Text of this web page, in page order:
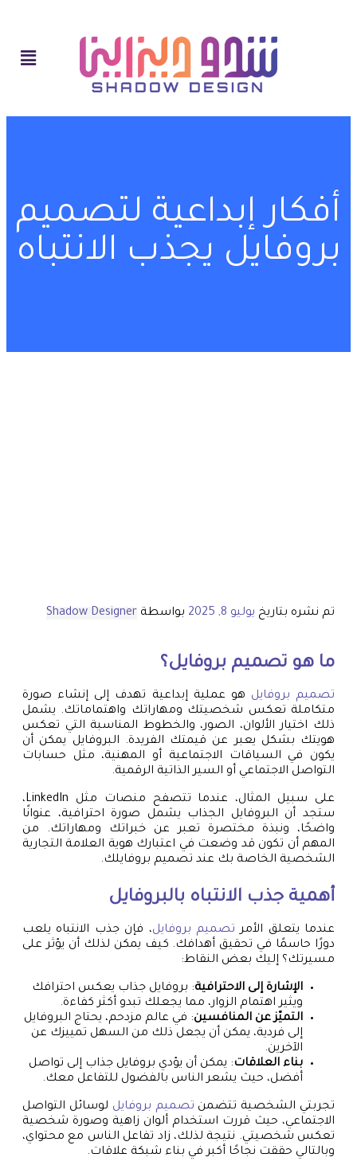
أفكار إبداعية لتصميم
بروفايل يجذب الانتباه
تم نشره بتاريخ يوليو 8, 2025 بواسطة Shadow Designer
ما هو تصميم بروفايل؟
تصميم بروفايل هو عملية إبداعية تهدف إلى إنشاء صورة
متكاملة تعكس شخصيتك ومهاراتك واهتماماتك. يشمل
ذلك اختيار الألوان، الصور، والخطوط المناسبة التي تعكس
هويتك بشكل يعبر عن قيمتك الفريدة. البروفايل يمكن أن
يكون في السياقات الاجتماعية أو المهنية، مثل حسابات
التواصل الاجتماعي أو السير الذاتية الرقمية.
على سبيل المثال، عندما تتصفح منصات مثل LinkedIn،
ستجد أن البروفايل الجذاب يشمل صورة احترافية، عنوانًا
واضحًا، ونبذة مختصرة تعبر عن خبراتك ومهاراتك. من
المهم أن تكون قد وضعت في اعتبارك هوية العلامة التجارية
الشخصية الخاصة بك عند تصميم بروفايلك.
أهمية جذب الانتباه بالبروفايل
عندما يتعلق الأمر تصميم بروفايل، فإن جذب الانتباه يلعب
دورًا حاسمًا في تحقيق أهدافك. كيف يمكن لذلك أن يؤثر على
مسيرتك؟ إليك بعض النقاط:
الإشارة إلى الاحترافية: بروفايل جذاب يعكس احترافك
ويثير اهتمام الزوار، مما يجعلك تبدو أكثر كفاءة.
التميّز عن المنافسين: في عالم مزدحم، يحتاج البروفايل
إلى فردية، يمكن أن يجعل ذلك من السهل تمييزك عن
الآخرين.
بناء العلاقات: يمكن أن يؤدي بروفايل جذاب إلى تواصل
أفضل، حيث يشعر الناس بالفضول للتفاعل معك.
تجربتي الشخصية تتضمن تصميم بروفايل لوسائل التواصل
الاجتماعي، حيث قررت استخدام ألوان زاهية وصورة شخصية
تعكس شخصيتي. نتيجة لذلك، زاد تفاعل الناس مع محتواي،
وبالتالي حققت نجاحًا أكبر في بناء شبكة علاقات.